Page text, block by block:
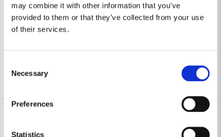
may combine it with other information that you’ve
provided to them or that they’ve collected from your use
of their services.
Selection
Necessary
Preferences
Statistics
Cobolt Mallfräs D=12 L=8 TL=50 S=8
875 kr
815 kr
Cobolt Mallfräs D=12 L=20
-7%